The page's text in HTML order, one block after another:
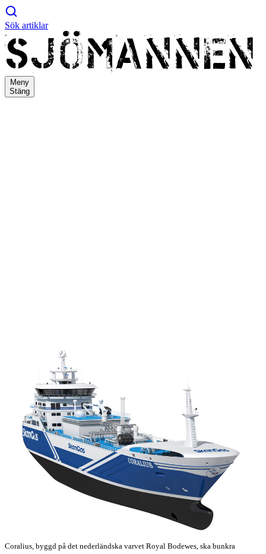
Sök artiklar
Meny
Stäng
Coralius, byggd på det nederländska varvet Royal Bodewes, ska bunkra